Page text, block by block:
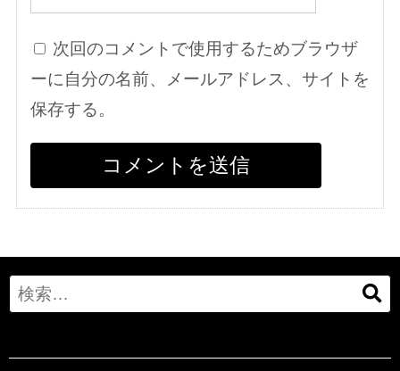
次回のコメントで使用するためブラウザ
ーに自分の名前、メールアドレス、サイトを
保存する。
Search
for: